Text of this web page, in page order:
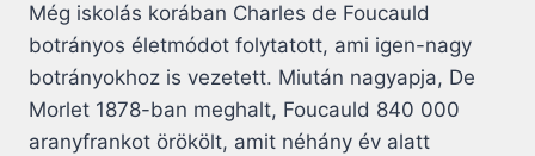
Még iskolás korában Charles de Foucauld
botrányos életmódot folytatott, ami igen-nagy
botrányokhoz is vezetett. Miután nagyapja, De
Morlet 1878-ban meghalt, Foucauld 840 000
aranyfrankot örökölt, amit néhány év alatt